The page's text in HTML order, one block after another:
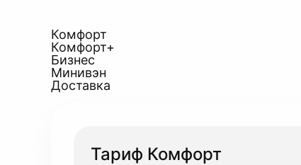
Комфорт
Комфорт+
Бизнес
Минивэн
Доставка
Тариф Комфорт